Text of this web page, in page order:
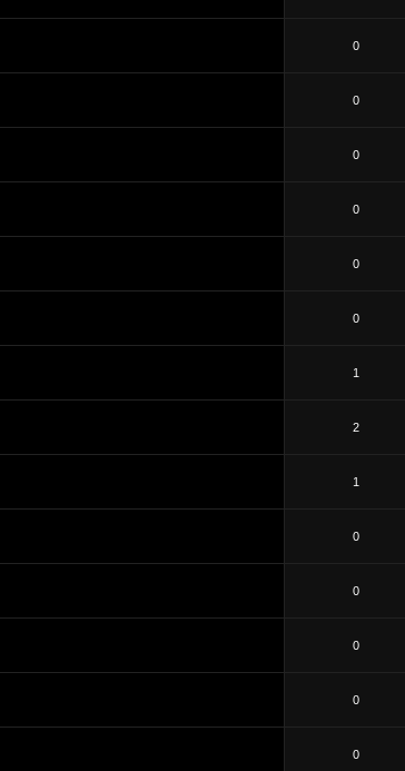
0
0
0
0
0
0
1
2
1
0
0
0
0
0